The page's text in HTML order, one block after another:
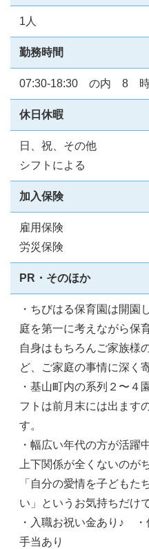
1人
勤務時間
07:30-18:30 の内 8 時
休日休暇
日、祝、その他
シフトによる
加入保険
雇用保険
労災保険
PR・そのほか
・ちびはる保育園は開園
庭を第一に考えながら保
自身はもちろんご家族様
ど、ご家庭の事情に深く
・基山町内の系列２〜４
フトは前月末には出ます
す。
・幅広い年代の方が活躍
上下関係が全くないのが
「自分の愛情を子どもた
い」というお気持ちだけで
・入職お祝い金あり♪
手当あり